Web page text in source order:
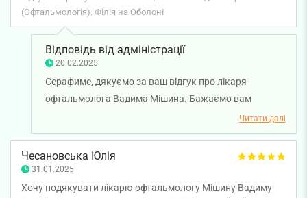
Завдяки їй, навіть якщо ти переживаєш не найкращі
фінансові часи, завжди можна отримати кваліфіковану
допомогу ще й зі знижкою на послуги.
міцного здоров'я!
(Офтальмологія). Філія на Оболоні
Відповідь від адміністрації
20.02.2025
Серафиме, дякуємо за ваш відгук про лікаря-
офтальмолога Вадима Мішина. Бажаємо вам
Читати далі
Чесановська Юлія
31.01.2025
Хочу подякувати лікарю-офтальмологу Мішину Вадиму